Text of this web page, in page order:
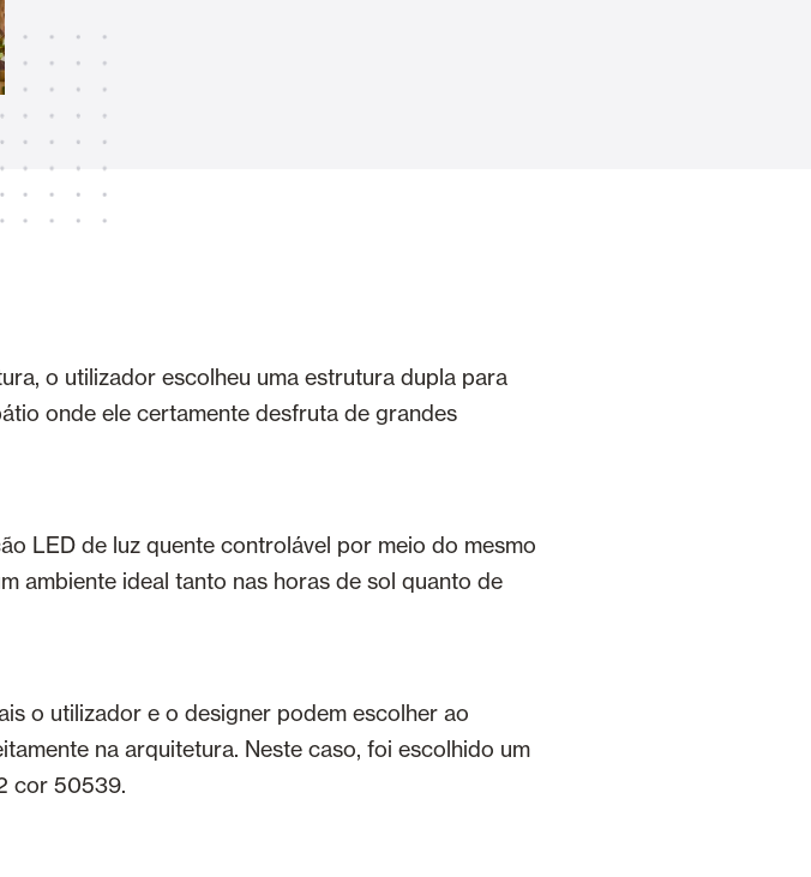
Toldos
PRODUTOS
o utilizador escolheu uma estrutura dupla para
onde ele certamente desfruta de grandes
LED de luz quente controlável por meio do mesmo
ambiente ideal tanto nas horas de sol quanto de
o utilizador e o designer podem escolher ao
na arquitetura. Neste caso, foi escolhido um
cor 50539.